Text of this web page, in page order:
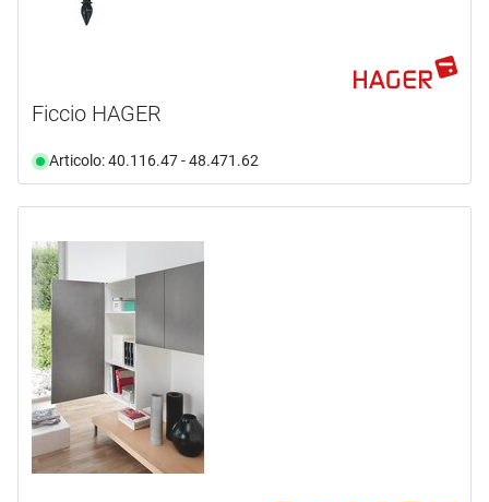
Ficcio HAGER
Articolo: 40.116.47 - 48.471.62